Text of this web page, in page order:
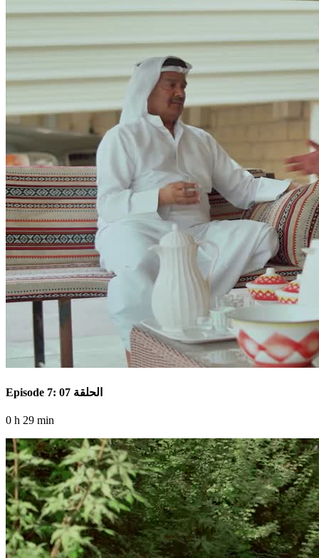
Episode 7: الحلقة 07
0 h 29 min